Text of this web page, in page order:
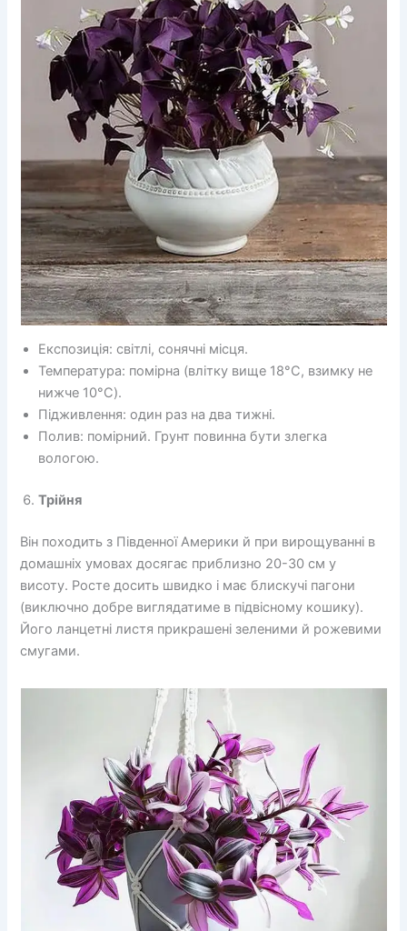
Експозиція: світлі, сонячні місця.
Температура: помірна (влітку вище 18°C, взимку не
нижче 10°C).
Підживлення: один раз на два тижні.
Полив: помірний. Грунт повинна бути злегка
вологою.
Трійня
Він походить з Південної Америки й при вирощуванні в
домашніх умовах досягає приблизно 20-30 см у
висоту. Росте досить швидко і має блискучі пагони
(виключно добре виглядатиме в підвісному кошику).
Його ланцетні листя прикрашені зеленими й рожевими
смугами.